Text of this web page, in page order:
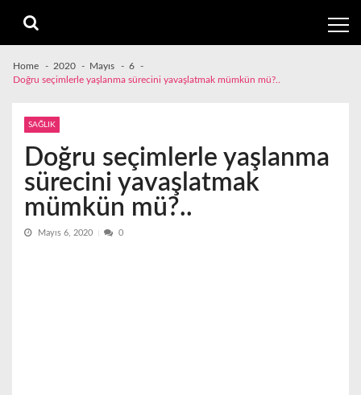
navigation
content
Home 2020 Mayıs
6
Doğru seçimlerle yaşlanma sürecini yavaşlatmak mümkün mü?..
SAĞLIK
Doğru seçimlerle yaşlanma
sürecini yavaşlatmak
mümkün mü?..
Mayıs 6, 2020 0